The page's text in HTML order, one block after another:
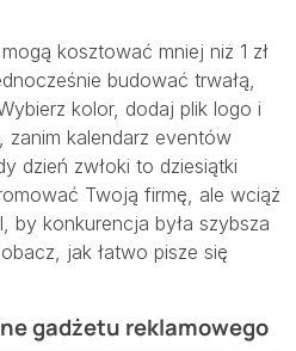
kosztować mniej niż 1 zł
budować trwałą,
kolor, dodaj plik logo i
, zanim kalendarz eventów
dzień zwłoki to dziesiątki
Twoją firmę, ale wciąż
by konkurencja była szybsza
jak łatwo pisze się
gadżetu reklamowego